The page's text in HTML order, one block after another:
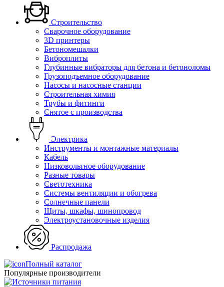
Строительство
Сварочное оборудование
3D принтеры
Бетономешалки
Виброплиты
Глубинные вибраторы для бетона и бетоноломы
Грузоподъемное оборудование
Насосы и насосные станции
Строительная химия
Трубы и фитинги
Снятое с производства
Электрика
Инструменты и монтажные материалы
Кабель
Низковольтное оборудование
Разные товары
Светотехника
Системы вентиляции и обогрева
Солнечные панели
Щиты, шкафы, шинопровод
Электроустановочные изделия
Распродажа
Полный каталог
Популярные производители